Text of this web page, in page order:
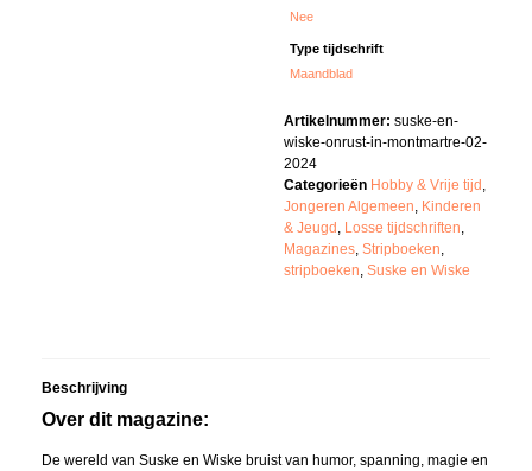
Nee
Type tijdschrift
Maandblad
Artikelnummer: suske-en-
wiske-onrust-in-montmartre-02-
2024
Categorieën Hobby & Vrije tijd ,
Jongeren Algemeen, Kinderen
& Jeugd , Losse tijdschriften,
Magazines, Stripboeken,
stripboeken, Suske en Wiske
Beschrijving
Over dit magazine:
De wereld van Suske en Wiske bruist van humor, spanning, magie en